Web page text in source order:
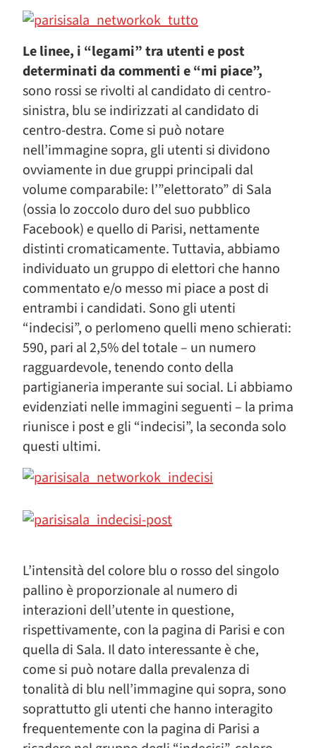
Le linee, i “legami” tra utenti e post
determinati da commenti e “mi piace”,
sono rossi se rivolti al candidato di centro-
sinistra, blu se indirizzati al candidato di
centro-destra. Come si può notare
nell’immagine sopra, gli utenti si dividono
ovviamente in due gruppi principali dal
volume comparabile: l’”elettorato” di Sala
(ossia lo zoccolo duro del suo pubblico
Facebook) e quello di Parisi, nettamente
distinti cromaticamente. Tuttavia, abbiamo
individuato un gruppo di elettori che hanno
commentato e/o messo mi piace a post di
entrambi i candidati. Sono gli utenti
“indecisi”, o perlomeno quelli meno schierati:
590, pari al 2,5% del totale – un numero
ragguardevole, tenendo conto della
partigianeria imperante sui social. Li abbiamo
evidenziati nelle immagini seguenti – la prima
riunisce i post e gli “indecisi”, la seconda solo
questi ultimi.
L’intensità del colore blu o rosso del singolo
pallino è proporzionale al numero di
interazioni dell’utente in questione,
rispettivamente, con la pagina di Parisi e con
quella di Sala. Il dato interessante è che,
come si può notare dalla prevalenza di
tonalità di blu nell’immagine qui sopra, sono
soprattutto gli utenti che hanno interagito
frequentemente con la pagina di Parisi a